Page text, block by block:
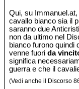
Qui, su
cavallo bianco sia il
saranno due
non da ultimo nel
bianco furono quindi
venne fuorida
significa
guerra e che il
(Vedi anche il Discorso